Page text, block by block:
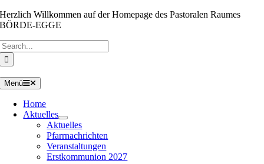
Zum
Inhalt
Herzlich Willkommen auf der Homepage des Pastoralen Raumes
BÖRDE-EGGE
Menü
Home
Aktuelles
Aktuelles
Pfarrnachrichten
Veranstaltungen
Erstkommunion 2027